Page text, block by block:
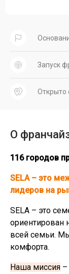
Запуск
Открыто
О
116 городов
SELA – это
лидеров на
SELA – это
ориентирован
всей семьи.
комфорта.
Наша миссия –